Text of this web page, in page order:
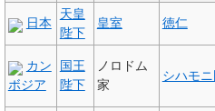
日本
天皇
陛下
皇室 徳仁
カン
ボジア
国王
陛下
ノロドム
家
シハモ